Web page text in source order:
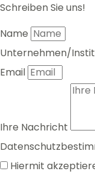
Schreiben Sie uns!
Name
Unternehmen/
Email
Ihre Nachricht
Hiermit